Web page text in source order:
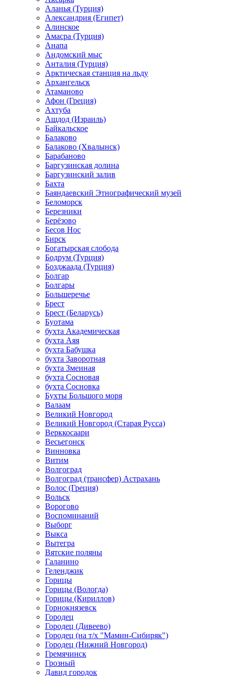
Аланья (Турция)
Александрия (Египет)
Алинское
Амасра (Турция)
Анапа
Андомский мыс
Анталия (Турция)
Арктическая станция на льду
Архангельск
Атаманово
Афон (Греция)
Ахтуба
Ашдод (Израиль)
Байкальское
Балаково
Балаково (Хвалынск)
Барабаново
Баргузинская долина
Баргузинский залив
Бахта
Баяндаевский Этнографический музей
Беломорск
Березники
Берёзово
Бесов Нос
Бирск
Богатырская слобода
Бодрум (Турция)
Бозджаада (Турция)
Болгар
Болгары
Большеречье
Брест
Брест (Беларусь)
Буотама
бухта Академическая
бухта Аяя
бухта Бабушка
бухта Заворотная
бухта Змеиная
бухта Сосновая
бухта Сосновка
Бухты Большого моря
Валаам
Великий Новгород
Великий Новгород (Старая Русса)
Верккосаари
Весьегонск
Винновка
Витим
Волгоград
Волгоград (трансфер) Астрахань
Волос (Греция)
Вольск
Ворогово
Воспоминаний
Выборг
Выкса
Вытегра
Вятские поляны
Галанино
Геленджик
Горицы
Горицы (Вологда)
Горицы (Кириллов)
Горнокнязевск
Городец
Городец (Дивеево)
Городец (на т/х "Мамин-Сибиряк")
Городец (Нижний Новгород)
Гремячинск
Грозный
Давид городок